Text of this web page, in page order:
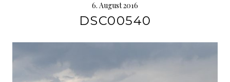
6. August 2016
DSC00540